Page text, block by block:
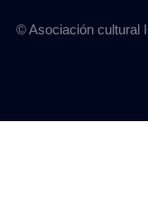
© Asociación cultural